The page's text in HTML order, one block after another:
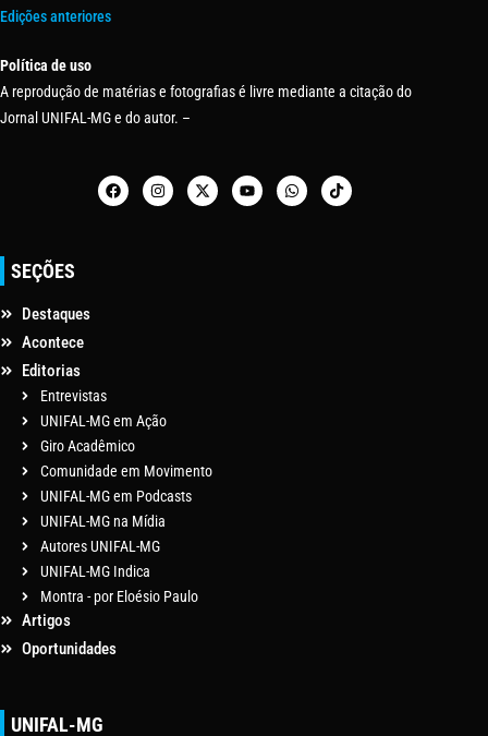
Edições anteriores
Política de uso
A reprodução de matérias e fotografias é livre mediante a citação do
Jornal UNIFAL-MG e do autor. –
SEÇÕES
Destaques
Acontece
Editorias
Entrevistas
UNIFAL-MG em Ação
Giro Acadêmico
Comunidade em Movimento
UNIFAL-MG em Podcasts
UNIFAL-MG na Mídia
Autores UNIFAL-MG
UNIFAL-MG Indica
Montra - por Eloésio Paulo
Artigos
Oportunidades
UNIFAL-MG